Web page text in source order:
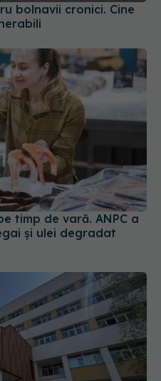
bolnavii cronici. Cine
timp de vară. ANPC a
și ulei degradat